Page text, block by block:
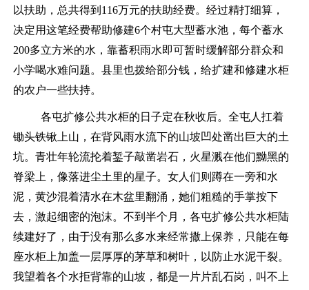
以扶助，总共得到116万元的扶助经费。经过精打细算，
决定用这笔经费帮助修建6个村屯大型蓄水池，每个蓄水
200多立方米的水，靠蓄积雨水即可暂时缓解部分群众和
小学喝水难问题。县里也拨给部分钱，给扩建和修建水柜
的农户一些扶持。
各屯扩修公共水柜的日子定在秋收后。全屯人扛着
锄头铁锹上山，在背风雨水流下的山坡凹处凿出巨大的土
坑。青壮年轮流抡着錾子敲凿岩石，火星溅在他们黝黑的
脊梁上，像落进尘土里的星子。女人们则蹲在一旁和水
泥，黄沙混着清水在木盆里翻涌，她们粗糙的手掌按下
去，激起细密的泡沫。不到半个月，各屯扩修公共水柜陆
续建好了，由于没有那么多水来经常撒上保养，只能在每
座水柜 上加盖一层厚厚的茅草和树叶，以防止水泥干裂。
我望着各个水拒背靠的山坡，都是一片片乱石岗，叫不上